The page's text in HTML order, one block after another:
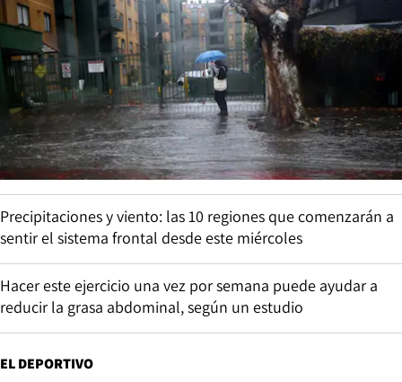
Precipitaciones y viento: las 10 regiones que comenzarán a
sentir el sistema frontal desde este miércoles
Hacer este ejercicio una vez por semana puede ayudar a
reducir la grasa abdominal, según un estudio
EL DEPORTIVO